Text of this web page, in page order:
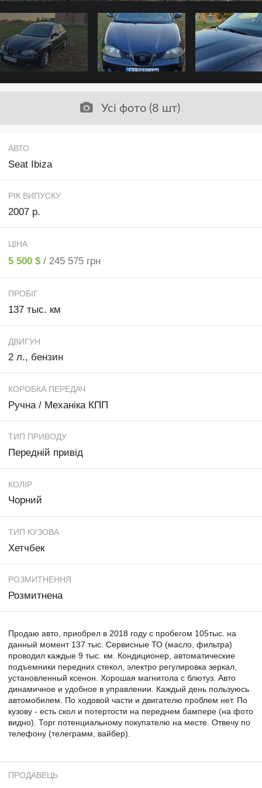
Усі фото (8 шт)
АВТО
Seat Ibiza
РІК ВИПУСКУ
2007 р.
ЦІНА
5 500 $ / 245 575 грн
ПРОБІГ
137 тыс. км
ДВИГУН
2 л., бензин
КОРОБКА ПЕРЕДАЧ
Ручна / Механіка КПП
ТИП ПРИВОДУ
Передній привід
КОЛІР
Чорний
ТИП КУЗОВА
Хетчбек
РОЗМИТНЕННЯ
Розмитнена
Продаю авто, приобрел в 2018 году с пробегом 105тыс. на
данный момент 137 тыс. Сервисные ТО (масло, фильтра)
проводил каждые 9 тыс. км. Кондиционер, автоматические
подъемники передних стекол, электро регулировка зеркал,
установленный ксенон. Хорошая магнитола с блютуз. Авто
динамичное и удобное в управлении. Каждый день пользуюсь
автомобилем. По ходовой части и двигателю проблем нет. По
кузову - есть скол и потертости на переднем бампере (на фото
видно). Торг потенциальному покупателю на месте. Отвечу по
телефону (телеграмм, вайбер).
ПРОДАВЕЦЬ